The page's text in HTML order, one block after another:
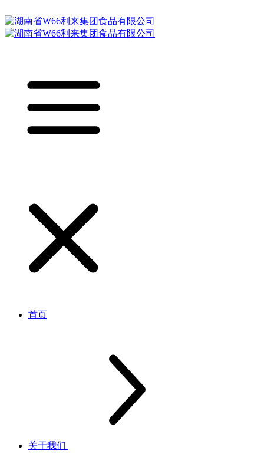
首页
关于我们